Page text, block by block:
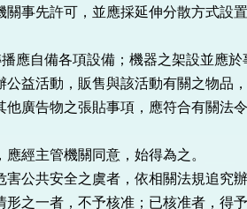
先許可，並應採延伸分散方式設置
備各項設備；機器之架設並應於
活動，販售與該活動有關之物品，
告物之張貼事項，應符合有關法令
主管機關同意，始得為之。
共安全之虞者，依相關法規追究辦
一者，不予核准；已核准者，得予